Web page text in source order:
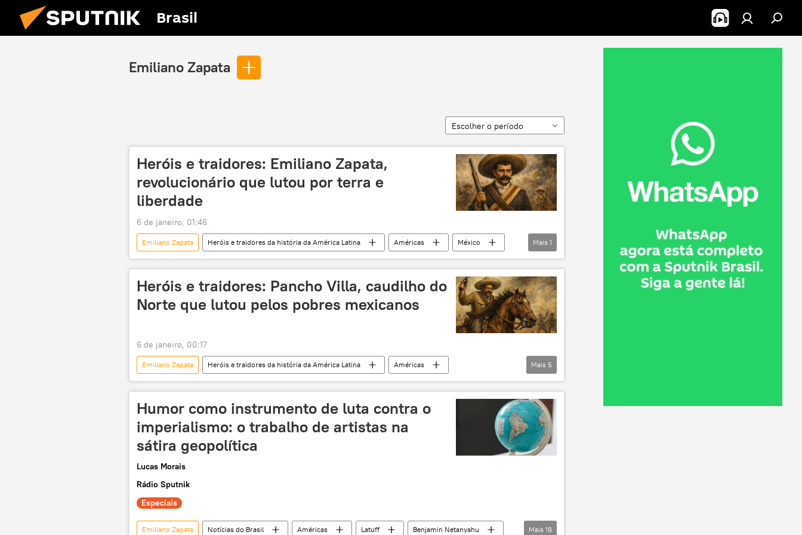
Brasil
Emiliano Zapata
Escolher o período
Heróis e traidores: Emiliano Zapata,
revolucionário que lutou por terra e
liberdade
6 de janeiro, 01:46
Emiliano Zapata Heróis e traidores da história da América Latina Américas
México
América Latina
Mais 1
Heróis e traidores: Pancho Villa, caudilho do
Norte que lutou pelos pobres mexicanos
6 de janeiro, 00:17
Emiliano Zapata Heróis e traidores da história da América Latina
Américas
Luisa Ortega Díaz
México Estados Unidos Columbus revolução
Mais 5
Humor como instrumento de luta contra o
imperialismo: o trabalho de artistas na
sátira geopolítica
Lucas Morais
Rádio Sputnik
Especiais
Emiliano Zapata Notícias do Brasil Américas Latuff
Benjamin Netanyahu
Mais 18